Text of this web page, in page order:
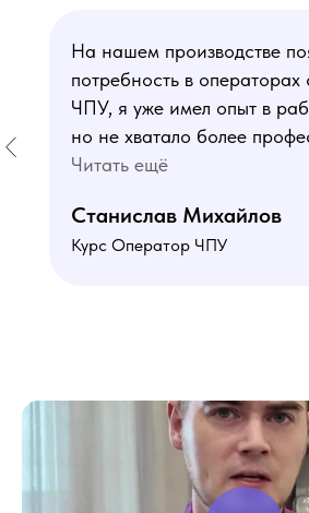
На нашем производстве
потребность в операторах
ЧПУ, я уже имел опыт в
но не хватало более
знаний. В курсе мне
и программированию - это
чего мне не хватало.
доволен, в работе всё
Читать ещё
Станислав Михайлов
Курс Оператор ЧПУ